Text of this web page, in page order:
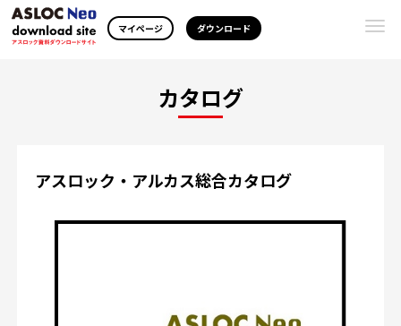
マイページ ダウンロード
カタログ
アスロック・アルカス総合カタログ